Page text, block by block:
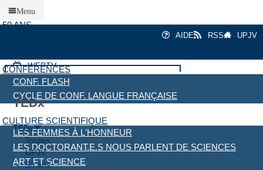
Quicklists
AIDE RSS UPJV
WEBTV
Valider
Menu
50 ANS
CONFÉRENCES
CONF. FLASH
CYCLE DE CONF. LANGUE FRANÇAISE
CULTURE SCIENTIFIQUE
LES FEMMES À L'HONNEUR
LES DOCTORANT.E.S NOUS PARLENT DE SCIENCES
ART ET SCIENCE
TEDx
TEDx
Toutes
UPJV
50 ans